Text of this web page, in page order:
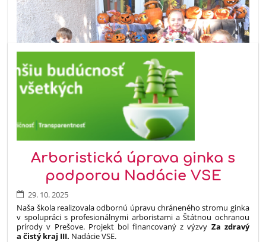
3
Arboristická úprava ginka s
podporou Nadácie VSE
29. 10. 2025
Naša škola realizovala odbornú úpravu chráneného stromu ginka
v spolupráci s profesionálnymi arboristami a Štátnou ochranou
prírody v Prešove. Projekt bol financovaný z výzvy Za zdravý
a čistý kraj III. Nadácie VSE.